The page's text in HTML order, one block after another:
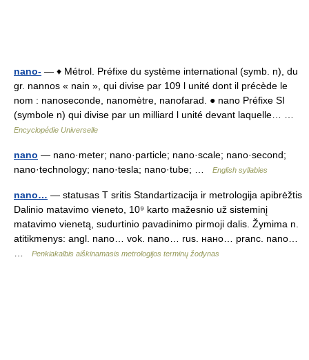
nano- — ♦ Métrol. Préfixe du système international (symb. n), du
gr. nannos « nain », qui divise par 109 l unité dont il précède le
nom : nanoseconde, nanomètre, nanofarad. ● nano Préfixe SI
(symbole n) qui divise par un milliard l unité devant laquelle… …
Encyclopédie Universelle
nano — nano·meter; nano·particle; nano·scale; nano·second;
nano·technology; nano·tesla; nano·tube; …
English syllables
nano… — statusas T sritis Standartizacija ir metrologija apibrėžtis
Dalinio matavimo vieneto, 10⁹ karto mažesnio už sisteminį
matavimo vienetą, sudurtinio pavadinimo pirmoji dalis. Žymima n.
atitikmenys: angl. nano… vok. nano… rus. нано… pranc. nano…
Penkiakalbis aiškinamasis metrologijos terminų žodynas